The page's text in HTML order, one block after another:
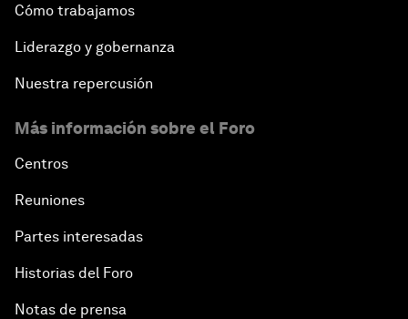
Cómo trabajamos
Liderazgo y gobernanza
Nuestra repercusión
Más información sobre el Foro
Centros
Reuniones
Partes interesadas
Historias del Foro
Notas de prensa